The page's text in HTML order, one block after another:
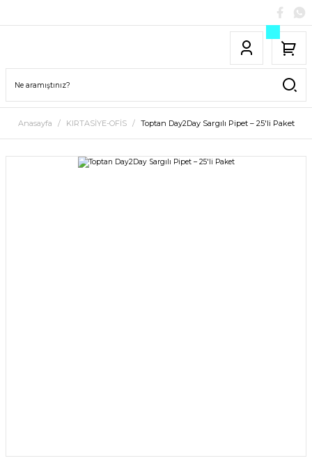
Anasayfa KIRTASİYE-OFİS Toptan Day2Day Sargılı Pipet – 25'li Paket